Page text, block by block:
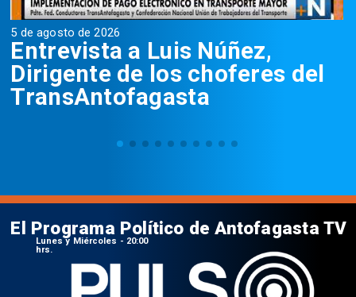
5 de agosto de 2026
Entrevista a Luis Núñez,
Dirigente de los choferes del
TransAntofagasta
El Programa Político de Antofagasta TV
Lunes y Miércoles - 20:00
hrs.